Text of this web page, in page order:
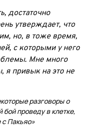
достаточно
утверждает, что
но, в тоже время,
с которыми у него
Мне много
я привык на это не
разговоры о
проведу в клетке,
с Пакьяо»